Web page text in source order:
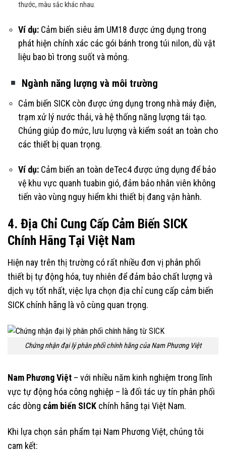
thước, màu sắc khác nhau.
Ví dụ:Cảm biến siêu âm UM18 được ứng dụng trong
phát hiện chính xác các gói bánh trong túi nilon, dù vật
liệu bao bì trong suốt và mỏng.
Ngành năng lượng và môi trường
Cảm biến SICK còn được ứng dụng trong nhà máy điện,
trạm xử lý nước thải, và hệ thống năng lượng tái tạo.
Chúng giúp đo mức, lưu lượng và kiểm soát an toàn cho
các thiết bị quan trọng.
Ví dụ:Cảm biến an toàn deTec4 được ứng dụng để bảo
vệ khu vực quanh tuabin gió, đảm bảo nhân viên không
tiến vào vùng nguy hiểm khi thiết bị đang vận hành.
4. Địa Chỉ Cung Cấp Cảm Biến SICK
Chính Hãng Tại Việt Nam
Hiện nay trên thị trường có rất nhiều đơn vị phân phối
thiết bị tự động hóa, tuy nhiên để đảm bảo chất lượng và
dịch vụ tốt nhất, việc lựa chọn địa chỉ cung cấp cảm biến
SICK chính hãng là vô cùng quan trọng.
Chứng nhận đại lý phân phối chính hãng của Nam Phương Việt
Nam Phương Việt – với nhiều năm kinh nghiệm trong lĩnh
vực tự động hóa công nghiệp – là đối tác uy tín phân phối
các dòng cảm biến SICK chính hãng tại Việt Nam.
Khi lựa chọn sản phẩm tại Nam Phương Việt, chúng tôi
cam kết: